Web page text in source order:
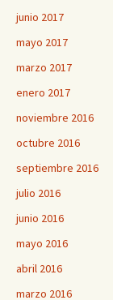
junio 2017
mayo 2017
marzo 2017
enero 2017
noviembre 2016
octubre 2016
septiembre 2016
julio 2016
junio 2016
mayo 2016
abril 2016
marzo 2016